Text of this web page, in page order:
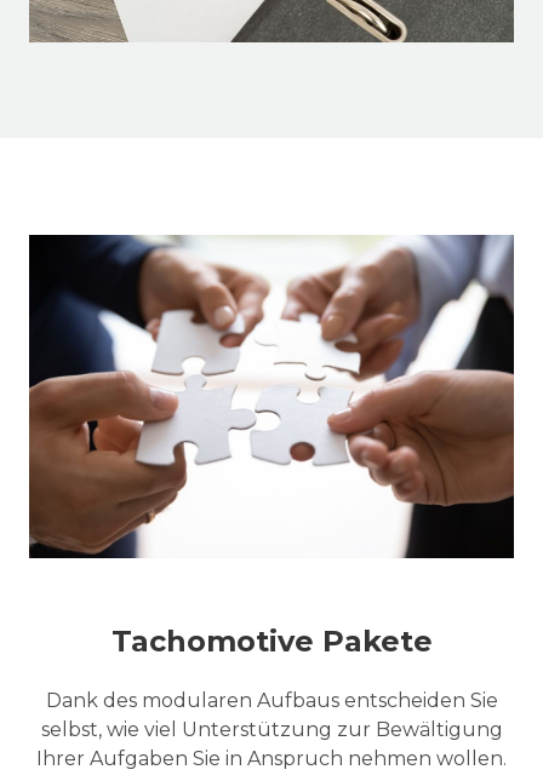
Tachomotive Pakete
Dank des modularen Aufbaus entscheiden Sie
selbst, wie viel Unterstützung zur Bewältigung
Ihrer Aufgaben Sie in Anspruch nehmen wollen.